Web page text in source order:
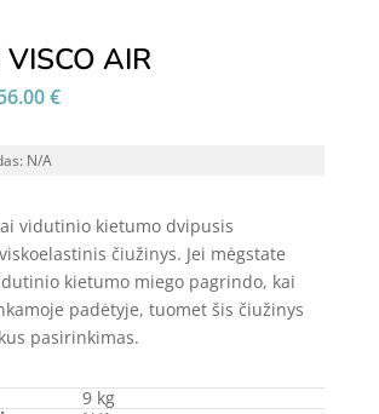
AIR
€Price
N/A
vidutinio kietumo dvipusis
čiužinys. Jei mėgstate
kietumo miego pagrindo, kai
padėtyje, tuomet šis čiužinys
pasirinkimas.
9 kg